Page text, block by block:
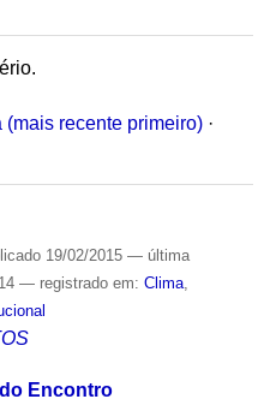
(mais recente primeiro) ·
19/02/2015 — última
— registrado em: Clima,
Encontro